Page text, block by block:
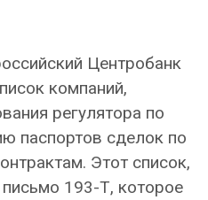
Центробанк
компаний,
регулятора по
паспортов сделок по
Этот список,
письмо 193-Т, которое